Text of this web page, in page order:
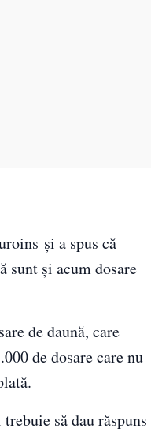
și a spus că
sunt și acum dosare
de daună, care
de dosare care nu
să dau răspuns